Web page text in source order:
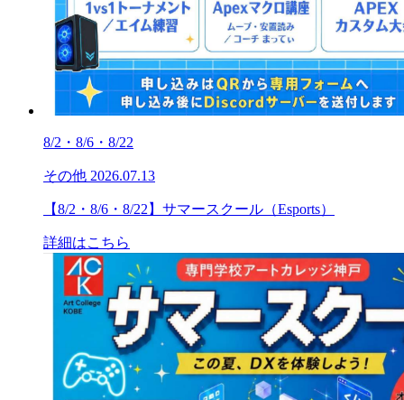
8/2・8/6・8/22
その他 2026.07.13
【8/2・8/6・8/22】サマースクール（Esports）
詳細はこちら